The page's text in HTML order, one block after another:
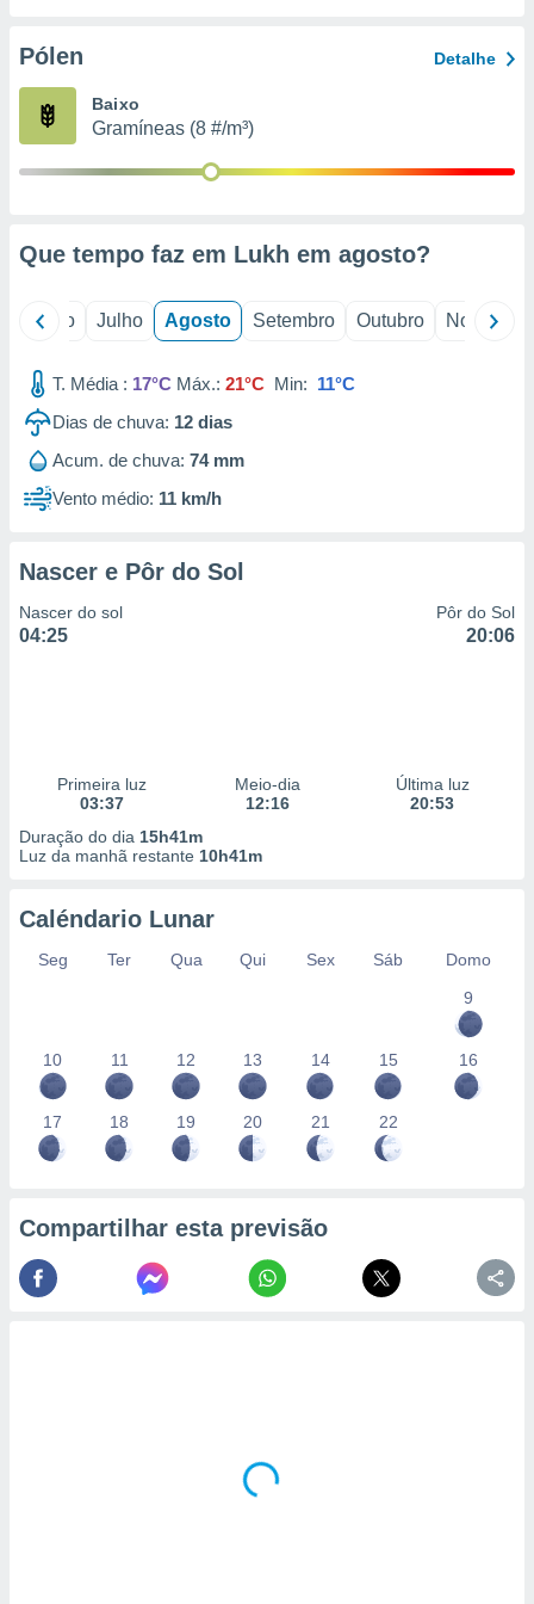
através
estudos
de
1199
Pólen Detalhe
Baixo
Gramíneas (8 #/m³)
Que tempo faz em Lukh em agosto?
Junho Julho Agosto Setembro Outubro Novembro
T. Média : 17°C Máx.: 21°C Min: 11°C
Dias de chuva: 12 dias
Acum. de chuva: 74 mm
Vento médio: 11 km/h
Nascer e Pôr do Sol
Nascer do sol
04:25
Pôr do Sol
20:06
Primeira luz
03:37
Meio-dia
12:16
Última luz
20:53
Duração do dia 15h41m
Luz da manhã restante 10h41m
Caléndario Lunar
Seg Ter Qua Qui Sex Sáb
Domo
9
10 11 12 13 14 15 16
17 18 19 20 21 22
Compartilhar esta previsão